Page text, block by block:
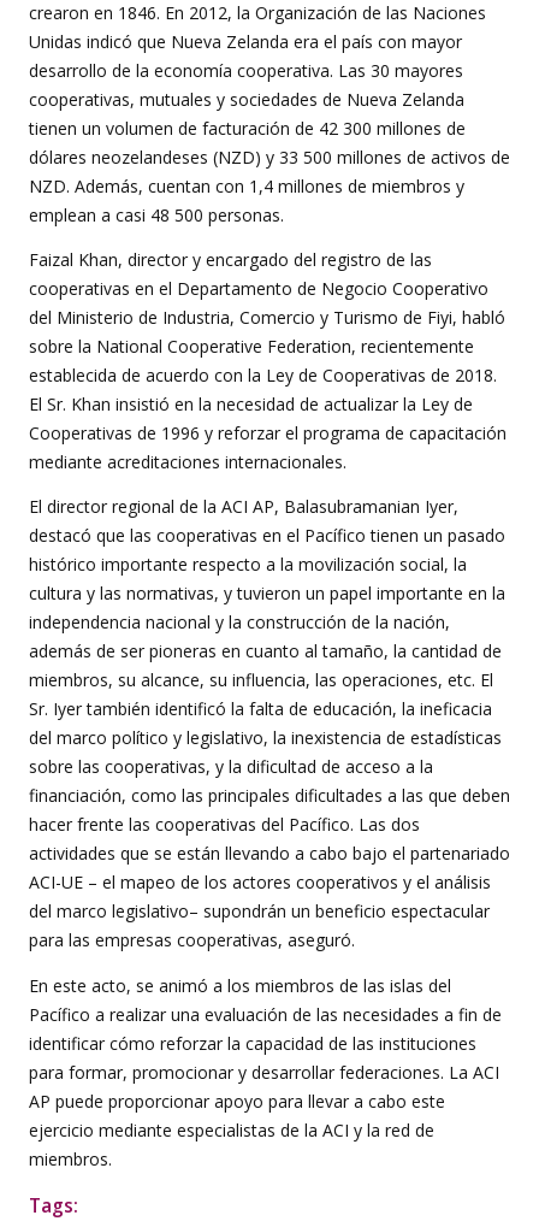
crearon en 1846. En 2012, la Organización de las Naciones
Unidas indicó que Nueva Zelanda era el país con mayor
desarrollo de la economía cooperativa. Las 30 mayores
cooperativas, mutuales y sociedades de Nueva Zelanda
tienen un volumen de facturación de 42 300 millones de
dólares neozelandeses (NZD) y 33 500 millones de activos de
NZD. Además, cuentan con 1,4 millones de miembros y
emplean a casi 48 500 personas.
Faizal Khan, director y encargado del registro de las
cooperativas en el Departamento de Negocio Cooperativo
del Ministerio de Industria, Comercio y Turismo de Fiyi, habló
sobre la National Cooperative Federation, recientemente
establecida de acuerdo con la Ley de Cooperativas de 2018.
El Sr. Khan insistió en la necesidad de actualizar la Ley de
Cooperativas de 1996 y reforzar el programa de capacitación
mediante acreditaciones internacionales.
El director regional de la ACI AP, Balasubramanian Iyer,
destacó que las cooperativas en el Pacífico tienen un pasado
histórico importante respecto a la movilización social, la
cultura y las normativas, y tuvieron un papel importante en la
independencia nacional y la construcción de la nación,
además de ser pioneras en cuanto al tamaño, la cantidad de
miembros, su alcance, su influencia, las operaciones, etc. El
Sr. Iyer también identificó la falta de educación, la ineficacia
del marco político y legislativo, la inexistencia de estadísticas
sobre las cooperativas, y la dificultad de acceso a la
financiación, como las principales dificultades a las que deben
hacer frente las cooperativas del Pacífico. Las dos
actividades que se están llevando a cabo bajo el partenariado
ACI-UE – el mapeo de los actores cooperativos y el análisis
del marco legislativo– supondrán un beneficio espectacular
para las empresas cooperativas, aseguró.
En este acto, se animó a los miembros de las islas del
Pacífico a realizar una evaluación de las necesidades a fin de
identificar cómo reforzar la capacidad de las instituciones
para formar, promocionar y desarrollar federaciones. La ACI
AP puede proporcionar apoyo para llevar a cabo este
ejercicio mediante especialistas de la ACI y la red de
miembros.
Tags: